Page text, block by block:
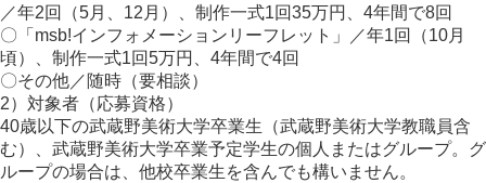
／年2回（5月、12月）、制作一式1回35万円、4年間で8回
〇「msb!インフォメーションリーフレット」／年1回（10月
頃）、制作一式1回5万円、4年間で4回
〇その他／随時（要相談）
2）対象者（応募資格）
40歳以下の武蔵野美術大学卒業生（武蔵野美術大学教職員含
む）、武蔵野美術大学卒業予定学生の個人またはグループ。グ
ループの場合は、他校卒業生を含んでも構いません。